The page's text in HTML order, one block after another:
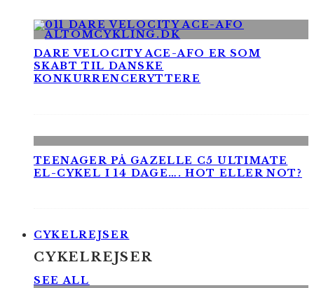
DARE VELOCITY ACE-AFO ER SOM
SKABT TIL DANSKE
KONKURRENCERYTTERE
TEENAGER PÅ GAZELLE C5 ULTIMATE
EL-CYKEL I 14 DAGE…. HOT ELLER NOT?
CYKELREJSER
CYKELREJSER
SEE ALL